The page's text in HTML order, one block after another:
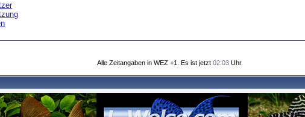
Alle Zeitangaben in WEZ +1. Es ist jetzt 02:03 Uhr.